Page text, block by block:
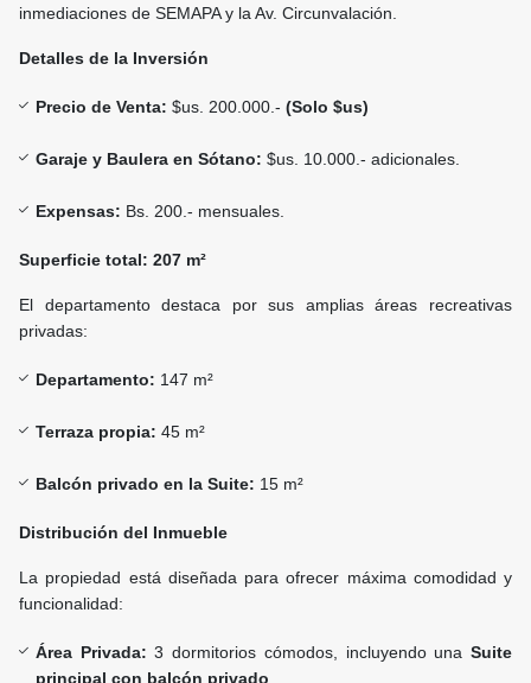
inmediaciones de SEMAPA y la Av. Circunvalación.
Detalles de la Inversión
Precio de Venta: $us. 200.000.- (Solo $us)
Garaje y Baulera en Sótano: $us. 10.000.- adicionales.
Expensas: Bs. 200.- mensuales.
Superficie total: 207 m²
El departamento destaca por sus amplias áreas recreativas
privadas:
Departamento: 147 m²
Terraza propia: 45 m²
Balcón privado en la Suite: 15 m²
Distribución del Inmueble
La propiedad está diseñada para ofrecer máxima comodidad y
funcionalidad:
Área Privada: 3 dormitorios cómodos, incluyendo unaSuite
principal con balcón privado